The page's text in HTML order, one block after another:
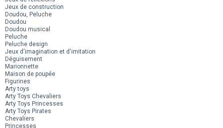
Jeux de construction
Doudou, Peluche
Doudou
Doudou musical
Peluche
Peluche design
Jeux d'imagination et d'imitation
Déguisement
Marionnette
Maison de poupée
Figurines
Arty toys
Arty Toys Chevaliers
Arty Toys Princesses
Arty Toys Pirates
Chevaliers
Princesses